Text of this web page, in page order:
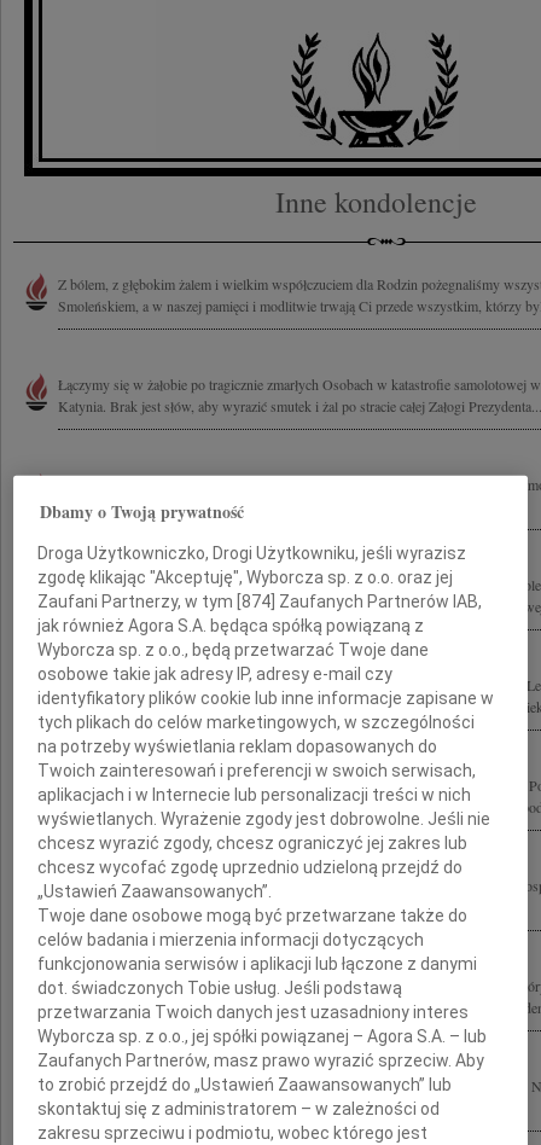
Inne kondolencje
Z bólem, z głębokim żalem i wielkim współczuciem dla Rodzin pożegnaliśmy
Smoleńskiem, a w naszej pamięci i modlitwie trwają Ci przede wszystkim, którzy
Łączymy się w żałobie po tragicznie zmarłych Osobach w katastrofie samolotowej
Katynia. Brak jest słów, aby wyrazić smutek i żal po stracie całej Załogi Prezydenta...
Z głębokim bólem przyjęliśmy wiadomość, że wśród ofiar katastrofy lotniczej w
ponieśli Prezydent Rzeczypospolitej Polskiej Lech Kaczyński i Jego...
Wstrząśnięci ogromem tragedii tragicznie zmarłych w katastrofie lotniczej pod
żegnamy Wielkich Przyjaciół Stowarzyszenia Łagierników Żołnierzy Armii
Pogrążeni w smutku i wstrząśnięci śmiercią Prezydenta Rzeczypospolitej Polskiej
Prezydenta Rzeczypospolitej Polskiej Marii Kaczyńskiej Naszego ukochanego
Głęboko poruszeni wiadomością o tragicznej śmierci Prezydenta Rzeczypospolitej
Jego Małżonki Marii Kaczyńskiej oraz wszystkich Osób poległych w katastrofie
Z wielkim bólem przyjęliśmy wiadomość o tragicznej śmierci Prezydenta
oraz wszystkich Ofiar tragicznej katastrofy lotniczej w Smoleńsku,...
"Są życia, które nie kończą się wraz ze śmiercią jak długo trwa pamięć o Tych, z
pożegnać". Z głębokim żalem i smutkiem pożegnaliśmy zmarłych tragicznie
Tragiczne chwile pod Smoleńskiem pogrążyły Naród Polski w cierpieniu i żałobie.
rozmiarze strata tylu wybitnych Osób, wsród których los naznaczył...
Dbamy o Twoją prywatność
Droga Użytkowniczko, Drogi Użytkowniku, jeśli wyrazisz
zgodę klikając "Akceptuję", Wyborcza sp. z o.o. oraz jej
Zaufani Partnerzy, w tym [874 ] Zaufanych Partnerów IAB,
jak również Agora S.A. będąca spółką powiązaną z
Wyborcza sp. z o.o., będą przetwarzać Twoje dane
osobowe takie jak adresy IP, adresy e-mail czy
identyfikatory plików cookie lub inne informacje zapisane w
tych plikach do celów marketingowych, w szczególności
na potrzeby wyświetlania reklam dopasowanych do
Twoich zainteresowań i preferencji w swoich serwisach,
aplikacjach i w Internecie lub personalizacji treści w nich
wyświetlanych. Wyrażenie zgody jest dobrowolne. Jeśli nie
chcesz wyrazić zgody, chcesz ograniczyć jej zakres lub
chcesz wycofać zgodę uprzednio udzieloną przejdź do
„Ustawień Zaawansowanych”.
Twoje dane osobowe mogą być przetwarzane także do
celów badania i mierzenia informacji dotyczących
funkcjonowania serwisów i aplikacji lub łączone z danymi
dot. świadczonych Tobie usług. Jeśli podstawą
przetwarzania Twoich danych jest uzasadniony interes
Wyborcza sp. z o.o., jej spółki powiązanej – Agora S.A. – lub
Zaufanych Partnerów, masz prawo wyrazić sprzeciw. Aby
to zrobić przejdź do „Ustawień Zaawansowanych” lub
skontaktuj się z administratorem – w zależności od
zakresu sprzeciwu i podmiotu, wobec którego jest